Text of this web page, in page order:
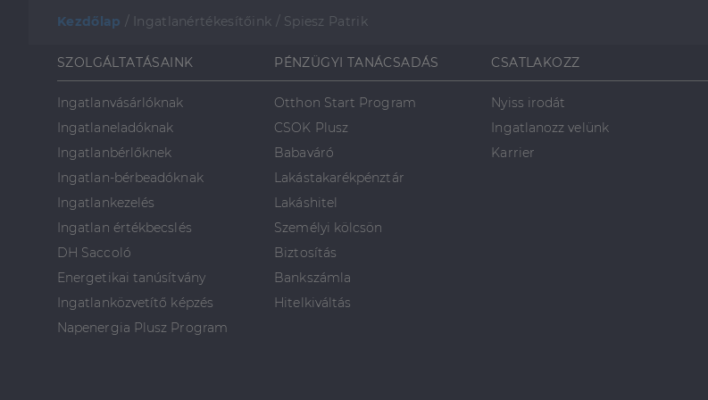
Kezdőlap / Ingatlanértékesítőink / Spiesz Patrik
SZOLGÁLTATÁSAINK
Ingatlanvásárlóknak
Ingatlaneladóknak
Ingatlanbérlőknek
Ingatlan-bérbeadóknak
Ingatlankezelés
Ingatlan értékbecslés
DH Saccoló
Energetikai tanúsítvány
Ingatlanközvetítő képzés
Napenergia Plusz Program
PÉNZÜGYI TANÁCSADÁS
Otthon Start Program
CSOK Plusz
Babaváró
Lakástakarékpénztár
Lakáshitel
Személyi kölcsön
Biztosítás
Bankszámla
Hitelkiváltás
CSATLAKOZZ
Nyiss irodát
Ingatlanozz velünk
Karrier